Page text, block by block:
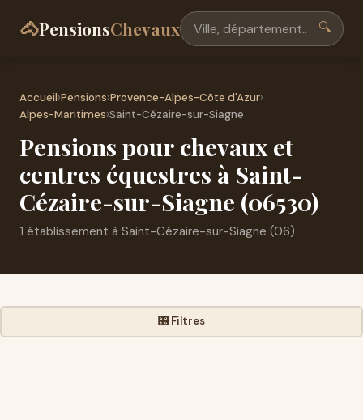
🐴PensionsChevaux 🔍
Accueil›Pensions›Provence-Alpes-Côte d'Azur›
Alpes-Maritimes›Saint-Cézaire-sur-Siagne
Pensions pour chevaux et
centres équestres à Saint-
Cézaire-sur-Siagne (06530)
1 établissement à Saint-Cézaire-sur-Siagne (06)
🎛️ Filtres